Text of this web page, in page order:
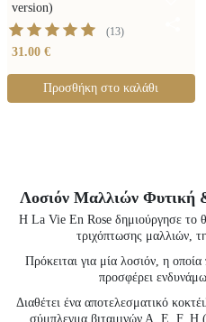
version)
(13)
31.00 €
Προσθήκη στο καλάθι
Λοσιόν Μαλλιών Φυτική
H La Vie En Rose δημιούργησε το
τριχόπτωσης μαλλιών,
Πρόκειται για μία λοσιόν, η
προσφέρει
Διαθέτει ένα αποτελεσματικό
σύμπλεγμα βιταμινών Α, Ε, F, H